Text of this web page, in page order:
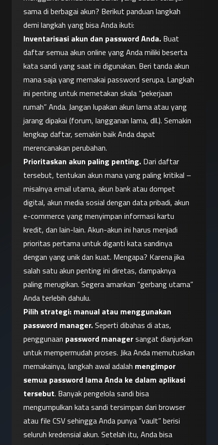
sama di berbagai akun? Berikut panduan langkah
demi langkah yang bisa Anda ikuti:
Inventarisasi akun dan password Anda. Buat
daftar semua akun online yang Anda miliki beserta
kata sandi yang saat ini digunakan. Beri tanda akun
mana saja yang memakai password serupa. Langkah
ini penting untuk memetakan skala “pekerjaan
rumah” Anda. Jangan lupakan akun lama atau yang
jarang dipakai (forum, langganan lama, dll.). Semakin
lengkap daftar, semakin baik Anda dapat
merencanakan perubahan.
Prioritaskan akun paling penting. Dari daftar
tersebut, tentukan akun mana yang paling kritikal –
misalnya email utama, akun bank atau dompet
digital, akun media sosial dengan data pribadi, akun
e-commerce yang menyimpan informasi kartu
kredit, dan lain-lain. Akun-akun ini harus menjadi
prioritas pertama untuk diganti kata sandinya
dengan yang unik dan kuat. Mengapa? Karena jika
salah satu akun penting ini diretas, dampaknya
paling merugikan. Segera amankan “gerbang utama”
Anda terlebih dahulu.
Pilih strategi: manual atau menggunakan
password manager. Seperti dibahas di atas,
penggunaan password manager sangat dianjurkan
untuk mempermudah proses. Jika Anda memutuskan
memakainya, langkah awal adalah mengimpor
semua password lama Anda ke dalam aplikasi
tersebut. Banyak pengelola sandi bisa
mengumpulkan kata sandi tersimpan dari browser
atau file CSV sehingga Anda punya “vault” berisi